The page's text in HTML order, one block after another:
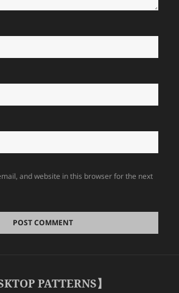
and website in this browser for the next
PATTERNS】